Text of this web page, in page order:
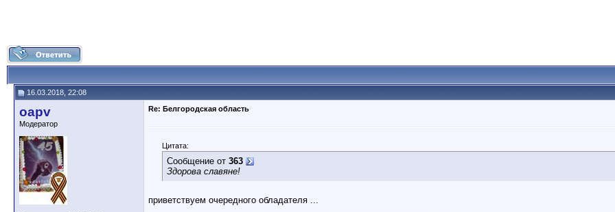
16.03.2018, 22:08
oapv
Модератор
Re: Белгородская область
Цитата:
Сообщение от 363
Здорова славяне!
приветствуем очередного обладателя ...